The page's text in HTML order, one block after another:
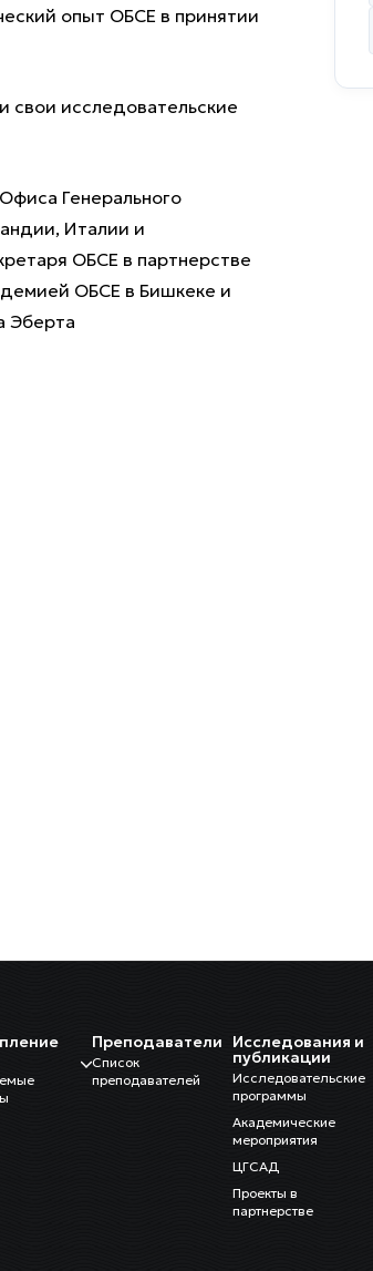
опыт ОБСЕ в принятии
свои исследовательские
Генерального
Италии и
ОБСЕ в партнерстве
ОБСЕ в Бишкеке и
Эберта
Преподаватели
Список
преподавателей
Исследования и
публикации
Исследовательские
программы
Академические
мероприятия
ЦГСАД
Проекты в
партнерстве